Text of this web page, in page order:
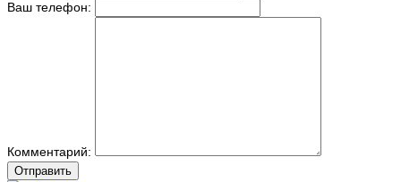
Ваш телефон:
Комментарий:
Отправить